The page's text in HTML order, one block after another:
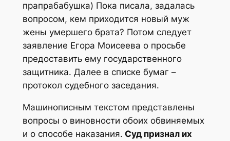
прапрабабушка) Пока писала, задалась
вопросом, кем приходится новый муж
жены умершего брата? Потом следует
заявление Егора Моисеева о просьбе
предоставить ему государственного
защитника. Далее в списке бумаг –
протокол судебного заседания.
Машинописным текстом представлены
вопросы о виновности обоих обвиняемых
и о способе наказания. Суд признал их